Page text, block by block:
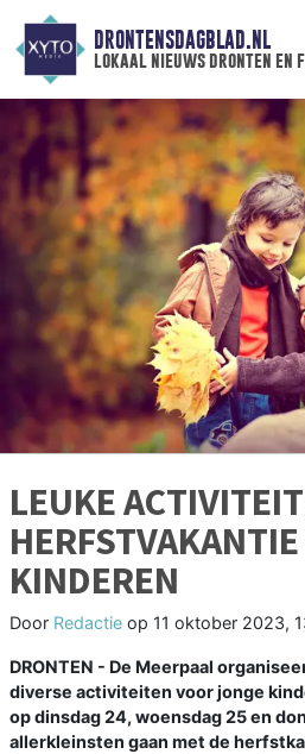
DRONTENSDAGBLAD.NL
lokaal nieuws dronten en
LEUKE
KINDEREN
Door Redactie op 11 oktober 2023,
DRONTEN - De Meerpaal
diverse activiteiten voor jonge
op dinsdag 24, woensdag 25 en
allerkleinsten gaan met de